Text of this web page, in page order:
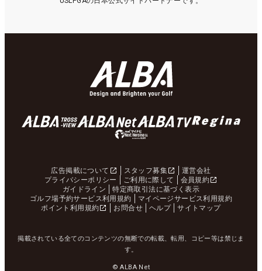
広告掲載について スタッフ募集
運営会社
プライバシーポリシー
ご利用に際して
会員規約
ガイドライン
特定商取引法に基づく表示
ゴルフ場予約サービス利用規約
マイページサービス利用規約
ポイント利用規約
お問合せ ヘルプ サイトマップ
掲載されている全てのコンテンツの無断での転載、転用、コピー等は禁じま
す。
© ALBA Net